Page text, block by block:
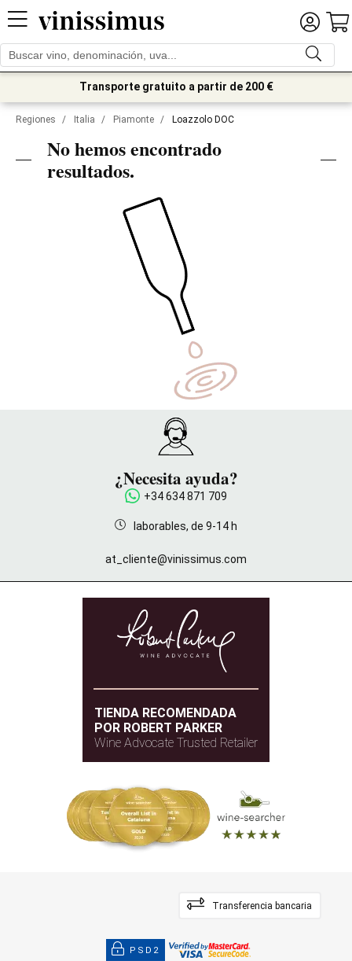
Transporte gratuito a partir de 200 €
Regiones / Italia / Piamonte / Loazzolo DOC
No hemos encontrado
resultados.
¿Necesita ayuda?
+34 634 871 709
laborables, de 9-14 h
at_cliente@vinissimus.com
TIENDA RECOMENDADA
POR ROBERT PARKER
Wine Advocate Trusted Retailer
Transferencia bancaria
PSD2